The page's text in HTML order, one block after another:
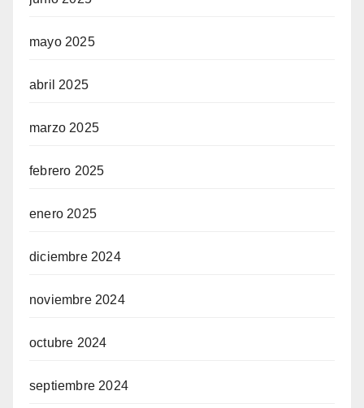
mayo 2025
abril 2025
marzo 2025
febrero 2025
enero 2025
diciembre 2024
noviembre 2024
octubre 2024
septiembre 2024